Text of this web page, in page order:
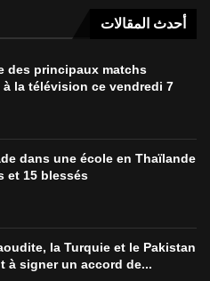
أحدث المقالات
des principaux matchs
à la télévision ce vendredi 7
dans une école en Thaïlande
et 15 blessés
la Turquie et le Pakistan
à signer un accord de...